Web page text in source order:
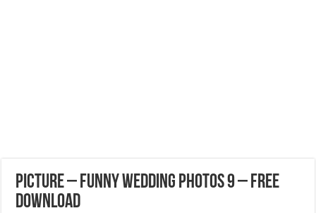
Picture – Funny Wedding Photos 9 – Free
Download